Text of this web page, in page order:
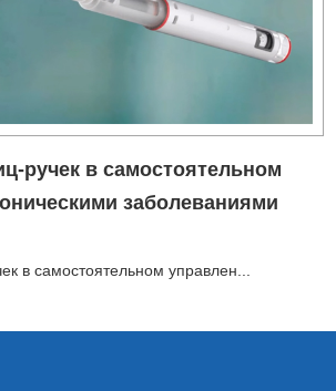
ручек в самостоятельном
заболеваниями
в самостоятельном управлен...